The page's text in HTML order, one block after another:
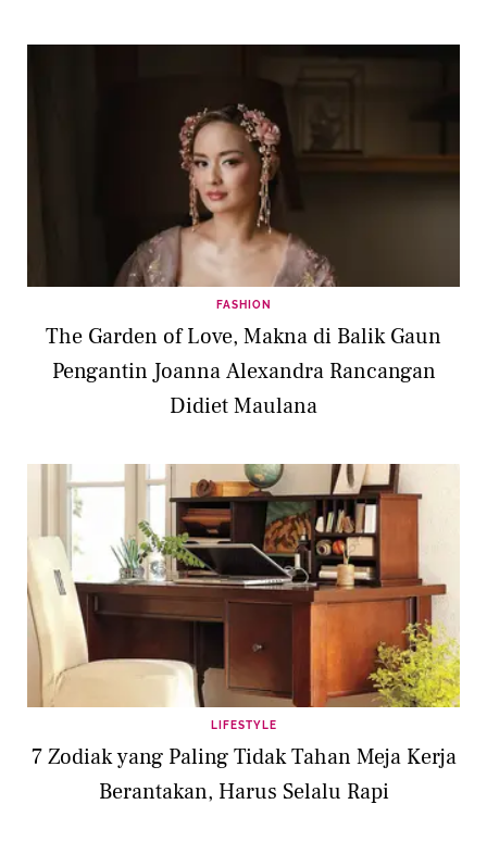
FASHION
The Garden of Love, Makna di Balik Gaun
Pengantin Joanna Alexandra Rancangan
Didiet Maulana
LIFESTYLE
7 Zodiak yang Paling Tidak Tahan Meja Kerja
Berantakan, Harus Selalu Rapi